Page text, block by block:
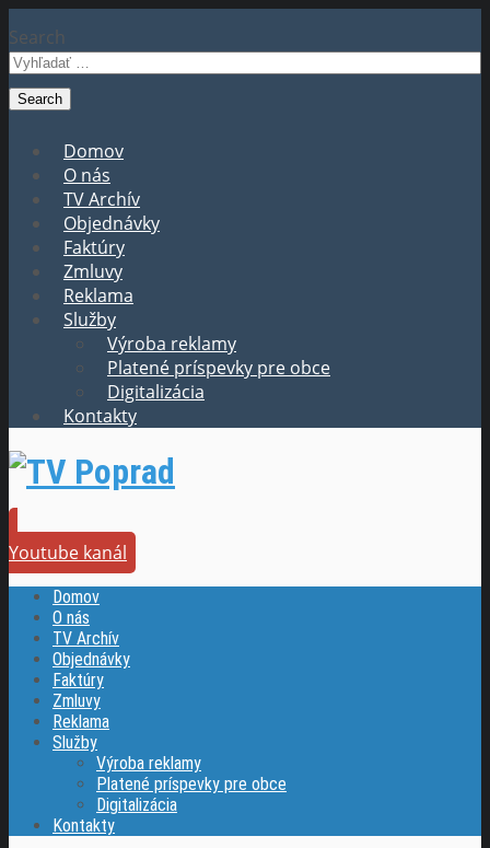
Search
Domov
O nás
TV Archív
Objednávky
Faktúry
Zmluvy
Reklama
Služby
Výroba reklamy
Platené príspevky pre obce
Digitalizácia
Kontakty
Youtube kanál
Domov
O nás
TV Archív
Objednávky
Faktúry
Zmluvy
Reklama
Služby
Výroba reklamy
Platené príspevky pre obce
Digitalizácia
Kontakty